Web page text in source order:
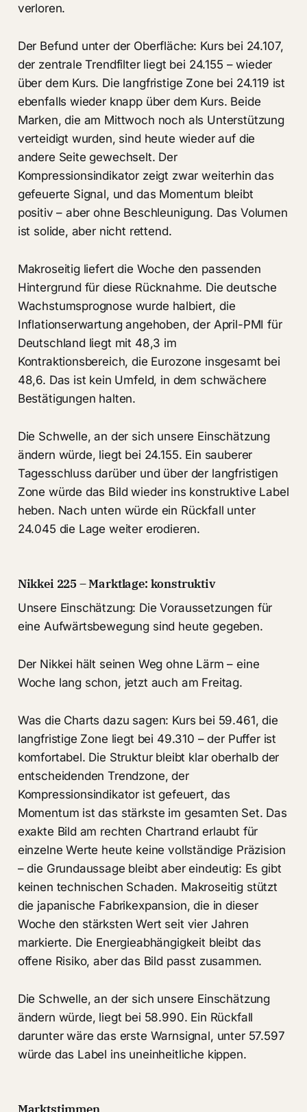
verloren.
Der Befund unter der Oberfläche: Kurs bei 24.107,
der zentrale Trendfilter liegt bei 24.155 – wieder
über dem Kurs. Die langfristige Zone bei 24.119 ist
ebenfalls wieder knapp über dem Kurs. Beide
Marken, die am Mittwoch noch als Unterstützung
verteidigt wurden, sind heute wieder auf die
andere Seite gewechselt. Der
Kompressionsindikator zeigt zwar weiterhin das
gefeuerte Signal, und das Momentum bleibt
positiv – aber ohne Beschleunigung. Das Volumen
ist solide, aber nicht rettend.
Makroseitig liefert die Woche den passenden
Hintergrund für diese Rücknahme. Die deutsche
Wachstumsprognose wurde halbiert, die
Inflationserwartung angehoben, der April-PMI für
Deutschland liegt mit 48,3 im
Kontraktionsbereich, die Eurozone insgesamt bei
48,6. Das ist kein Umfeld, in dem schwächere
Bestätigungen halten.
Die Schwelle, an der sich unsere Einschätzung
ändern würde, liegt bei 24.155. Ein sauberer
Tagesschluss darüber und über der langfristigen
Zone würde das Bild wieder ins konstruktive Label
heben. Nach unten würde ein Rückfall unter
24.045 die Lage weiter erodieren.
Nikkei 225 – Marktlage: konstruktiv
Unsere Einschätzung: Die Voraussetzungen für
eine Aufwärtsbewegung sind heute gegeben.
Der Nikkei hält seinen Weg ohne Lärm – eine
Woche lang schon, jetzt auch am Freitag.
Was die Charts dazu sagen: Kurs bei 59.461, die
langfristige Zone liegt bei 49.310 – der Puffer ist
komfortabel. Die Struktur bleibt klar oberhalb der
entscheidenden Trendzone, der
Kompressionsindikator ist gefeuert, das
Momentum ist das stärkste im gesamten Set. Das
exakte Bild am rechten Chartrand erlaubt für
einzelne Werte heute keine vollständige Präzision
– die Grundaussage bleibt aber eindeutig: Es gibt
keinen technischen Schaden. Makroseitig stützt
die japanische Fabrikexpansion, die in dieser
Woche den stärksten Wert seit vier Jahren
markierte. Die Energieabhängigkeit bleibt das
offene Risiko, aber das Bild passt zusammen.
Die Schwelle, an der sich unsere Einschätzung
ändern würde, liegt bei 58.990. Ein Rückfall
darunter wäre das erste Warnsignal, unter 57.597
würde das Label ins uneinheitliche kippen.